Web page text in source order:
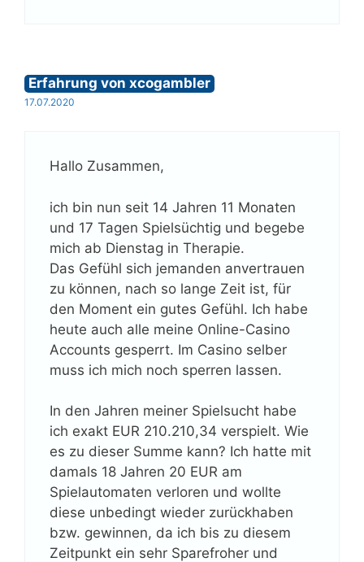
Erfahrung von xcogambler
17.07.2020
Hallo Zusammen,
ich bin nun seit 14 Jahren 11 Monaten
und 17 Tagen Spielsüchtig und begebe
mich ab Dienstag in Therapie.
Das Gefühl sich jemanden anvertrauen
zu können, nach so lange Zeit ist, für
den Moment ein gutes Gefühl. Ich habe
heute auch alle meine Online-Casino
Accounts gesperrt. Im Casino selber
muss ich mich noch sperren lassen.
In den Jahren meiner Spielsucht habe
ich exakt EUR 210.210,34 verspielt. Wie
es zu dieser Summe kann? Ich hatte mit
damals 18 Jahren 20 EUR am
Spielautomaten verloren und wollte
diese unbedingt wieder zurückhaben
bzw. gewinnen, da ich bis zu diesem
Zeitpunkt ein sehr Sparefroher und